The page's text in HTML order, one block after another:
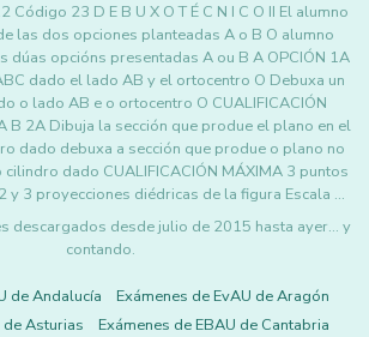
Código 23 D E B U X O T É C N I C O II El alumno
las dos opciones planteadas A o B O alumno
dúas opcións presentadas A ou B A OPCIÓN 1A
dado el lado AB y el ortocentro O Debuxa un
o lado AB e o ortocentro O CUALIFICACIÓN
B 2A Dibuja la sección que produe el plano en el
dado debuxa a sección que produe o plano no
dado CUALIFICACIÓN MÁXIMA 3 puntos
y 3 proyecciones diédricas de la figura Escala …
descargados desde julio de 2015 hasta ayer... y
contando.
de Andalucía
Exámenes de EvAU de Aragón
de Asturias
Exámenes de EBAU de Cantabria